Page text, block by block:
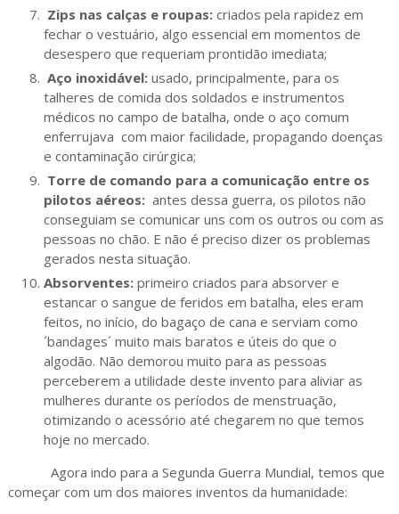
Zips nas calças e roupas:criados pela rapidez em
fechar o vestuário, algo essencial em momentos de
desespero que requeriam prontidão imediata;
Aço inoxidável:usado, principalmente, para os
talheres de comida dos soldados e instrumentos
médicos no campo de batalha, onde o aço comum
enferrujava com maior facilidade, propagando doenças
e contaminação cirúrgica;
Torre de comando para a comunicação entre os
pilotos aéreos:antes dessa guerra, os pilotos não
conseguiam se comunicar uns com os outros ou com as
pessoas no chão. E não é preciso dizer os problemas
gerados nesta situação.
Absorventes:primeiro criados para absorver e
estancar o sangue de feridos em batalha, eles eram
feitos, no início, do bagaço de cana e serviam como
´bandages´ muito mais baratos e úteis do que o
algodão. Não demorou muito para as pessoas
perceberem a utilidade deste invento para aliviar as
mulheres durante os períodos de menstruação,
otimizando o acessório até chegarem no que temos
hoje no mercado.
Agora indo para a Segunda Guerra Mundial, temos que
começar com um dos maiores inventos da humanidade: